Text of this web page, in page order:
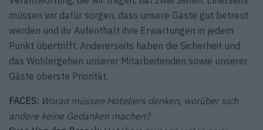
müssen wir dafür sorgen, dass unsere Gäste gut betreut
werden und ihr Aufenthalt ihre Erwartungen in jedem
Punkt übertrifft. Andererseits haben die Sicherheit und
das Wohlergehen unserer Mitarbeitenden sowie unserer
Gäste oberste Priorität.
FACES: Woran müssen Hoteliers denken, worüber sich
andere keine Gedanken machen?